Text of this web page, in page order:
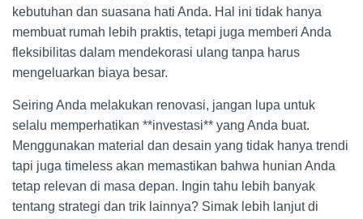
kebutuhan dan suasana hati Anda. Hal ini tidak hanya
membuat rumah lebih praktis, tetapi juga memberi Anda
fleksibilitas dalam mendekorasi ulang tanpa harus
mengeluarkan biaya besar.
Seiring Anda melakukan renovasi, jangan lupa untuk
selalu memperhatikan **investasi** yang Anda buat.
Menggunakan material dan desain yang tidak hanya trendi
tapi juga timeless akan memastikan bahwa hunian Anda
tetap relevan di masa depan. Ingin tahu lebih banyak
tentang strategi dan trik lainnya? Simak lebih lanjut di